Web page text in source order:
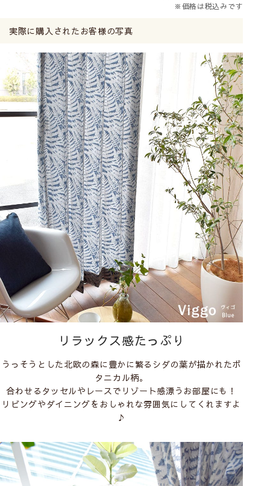
※価格は税込みです
実際に購入されたお客様の写真
リラックス感たっぷり
うっそうとした北欧の森に豊かに繁るシダの葉が描かれたボ
タニカル柄。
合わせるタッセルやレースでリゾート感漂うお部屋にも！
リビングやダイニングをおしゃれな雰囲気にしてくれますよ
♪